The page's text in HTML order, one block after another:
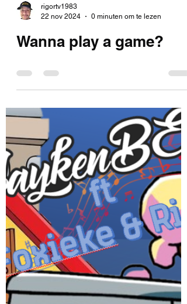
22 nov 2024
0 minuten om te lezen